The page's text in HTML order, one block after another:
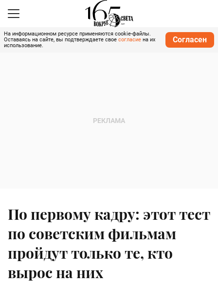
На информационном ресурсе применяются cookie-файлы.
Оставаясь на сайте, вы подтверждаете свое согласие на их
использование.
Согласен
По первому кадру: этот тест
по советским фильмам
пройдут только те, кто
вырос на них